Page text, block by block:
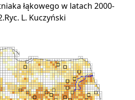
łąkowego w latach 2000-
L. Kuczyński